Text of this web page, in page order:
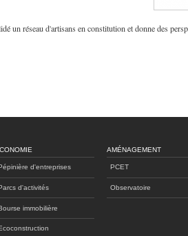
un réseau d'artisans en constitution et donne des
d'entreprises
d'activités
immobilière
AMÉNAGEMENT
PCET
Observatoire